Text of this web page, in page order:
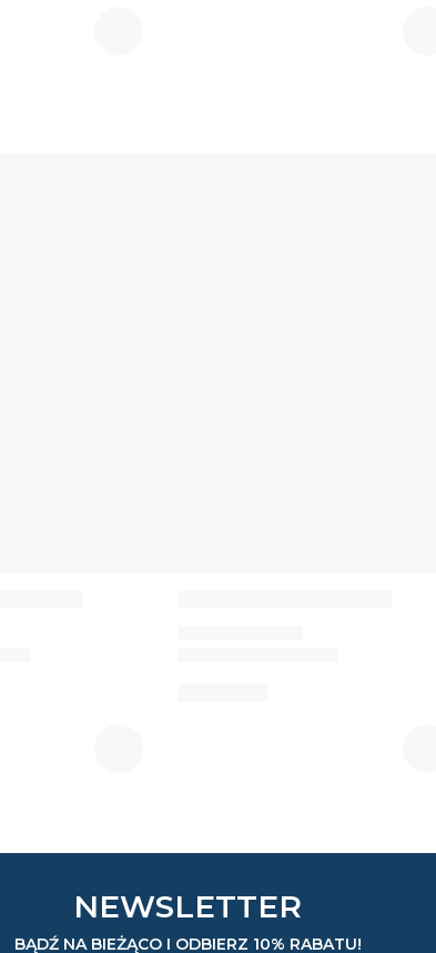
NEWSLETTER
BĄDŹ NA BIEŻĄCO I ODBIERZ 10% RABATU!